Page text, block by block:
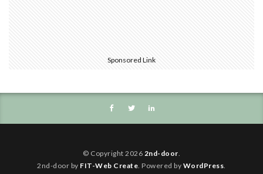
Sponsored Link
© Copyright 2026 2nd-door.
2nd-door by FIT-Web Create. Powered by WordPress.